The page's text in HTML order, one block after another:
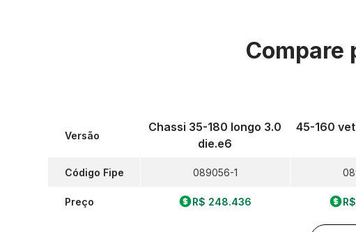
Compare
Versão
Código Fipe
Preço
Chassi 35-180 longo 3.0
die.e6
089056-1
R$ 248.436
45-160